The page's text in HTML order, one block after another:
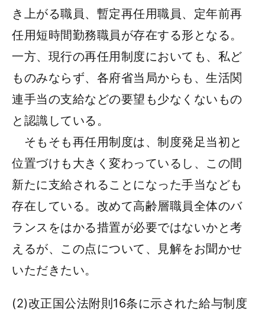
き上がる職員、暫定再任用職員、定年前再
任用短時間勤務職員が存在する形となる。
一方、現行の再任用制度においても、私ど
ものみならず、各府省当局からも、生活関
連手当の支給などの要望も少なくないもの
と認識している。
そもそも再任用制度は、制度発足当初と
位置づけも大きく変わっているし、この間
新たに支給されることになった手当なども
存在している。改めて高齢層職員全体のバ
ランスをはかる措置が必要ではないかと考
えるが、この点について、見解をお聞かせ
いただきたい。
(2)改正国公法附則16条に示された給与制度